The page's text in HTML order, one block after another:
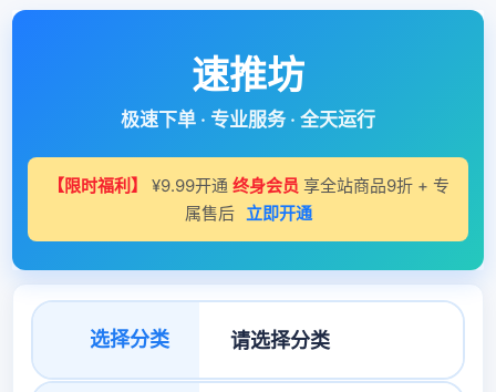
速推坊
极速下单 · 专业服务 · 全天运行
【限时福利】 ¥9.99开通 终身会员 享全站商品9折 + 专
属售后 立即开通
选择分类